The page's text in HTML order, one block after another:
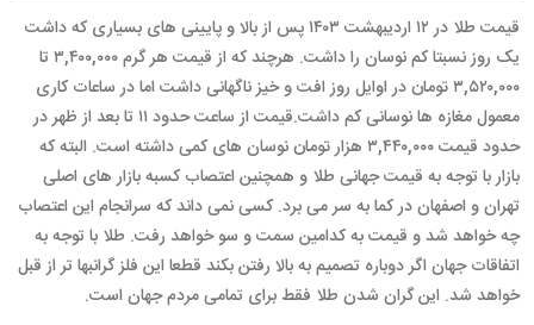
قیمت طلا در ۱۲ اردیبهشت ۱۴۰۳ پس از بالا و پایینی های بسیاری که داشت
یک روز نسبتا کم نوسان را داشت. هرچند که از قیمت هر گرم ۳,۴۰۰,۰۰۰ تا
۳,۵۲۰,۰۰۰ تومان در اوایل روز افت و خیز ناگهانی داشت اما در ساعات کاری
معمول مغازه ها نوسانی کم داشت.قیمت از ساعت حدود ۱۱ تا بعد از ظهر در
حدود قیمت ۳,۴۴۰,۰۰۰ هزار تومان نوسان های کمی داشته است. البته که
بازار با توجه به قیمت جهانی طلا و همچنین اعتصاب کسبه بازار های اصلی
تهران و اصفهان در کما به سر می برد. کسی نمی داند که سرانجام این اعتصاب
چه خواهد شد و قیمت به کدامین سمت و سو خواهد رفت. طلا با توجه به
اتفاقات جهان اگر دوباره تصمیم به بالا رفتن بکند قطعا این فلز گرانبها تر از قبل
خواهد شد. این گران شدن طلا فقط برای تمامی مردم جهان است.